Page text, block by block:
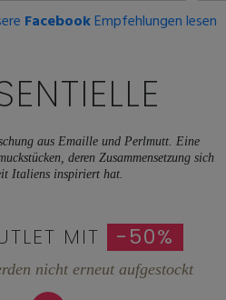
FacebookEmpfehlungen lesen
aus Emaille und Perlmutt. Eine
deren Zusammensetzung sich
Italiens inspiriert hat.
MIT -50%
nicht erneut aufgestockt